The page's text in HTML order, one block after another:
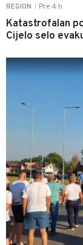
REGION Pre 4 h
Katastrofalan
Cijelo selo